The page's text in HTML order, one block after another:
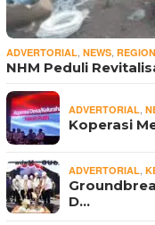
ADVERTORIAL, NEWS,
NHM Peduli
ADVERTORIAL,
Koperasi
ADVERTORIAL,
D…